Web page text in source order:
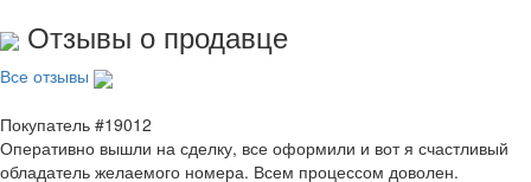
Отзывы о продавце
Все отзывы
Покупатель #19012
Оперативно вышли на сделку, все оформили и вот я счастливый
обладатель желаемого номера. Всем процессом доволен.